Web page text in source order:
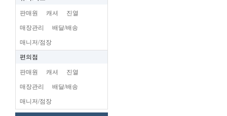
판매원 캐셔 진열
매장관리 배달/배송
매니저/점장
편의점
판매원 캐셔 진열
매장관리 배달/배송
매니저/점장